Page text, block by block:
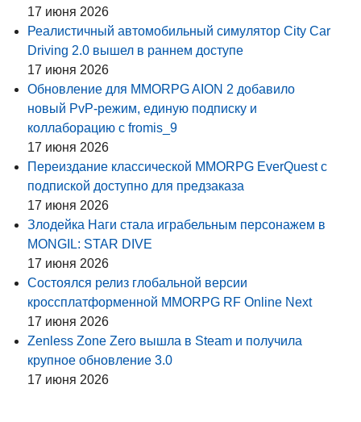
17 июня 2026
Реалистичный автомобильный симулятор City Car
Driving 2.0 вышел в раннем доступе
17 июня 2026
Обновление для MMORPG AION 2 добавило
новый PvP-режим, единую подписку и
коллаборацию с fromis_9
17 июня 2026
Переиздание классической MMORPG EverQuest с
подпиской доступно для предзаказа
17 июня 2026
Злодейка Наги стала играбельным персонажем в
MONGIL: STAR DIVE
17 июня 2026
Состоялся релиз глобальной версии
кроссплатформенной MMORPG RF Online Next
17 июня 2026
Zenless Zone Zero вышла в Steam и получила
крупное обновление 3.0
17 июня 2026